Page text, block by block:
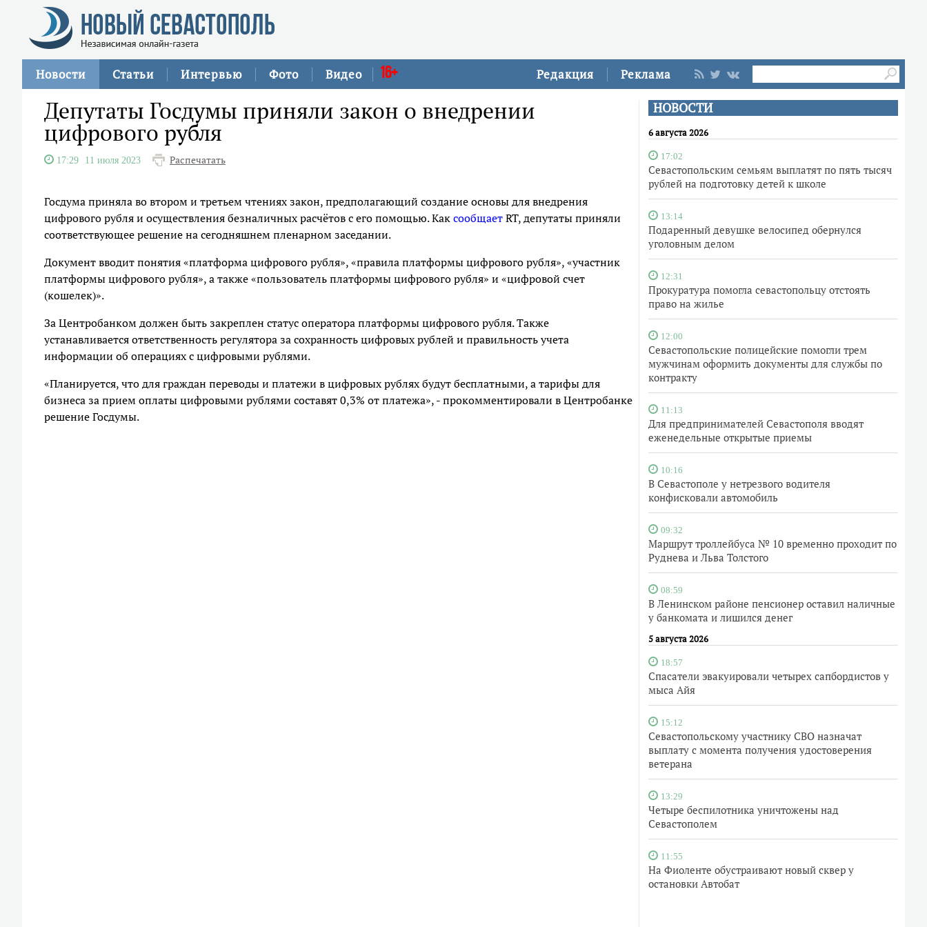
Редакция Реклама
Новости Статьи Интервью Фото Видео 16+
НОВОСТИ
6 августа 2026
17:02
Севастопольским семьям выплатят по пять тысяч
рублей на подготовку детей к школе
13:14
Подаренный девушке велосипед обернулся
уголовным делом
12:31
Прокуратура помогла севастопольцу отстоять
право на жилье
12:00
Севастопольские полицейские помогли трем
мужчинам оформить документы для службы по
контракту
11:13
Для предпринимателей Севастополя вводят
еженедельные открытые приемы
10:16
В Севастополе у нетрезвого водителя
конфисковали автомобиль
09:32
Маршрут троллейбуса № 10 временно проходит по
Руднева и Льва Толстого
08:59
В Ленинском районе пенсионер оставил наличные
у банкомата и лишился денег
5 августа 2026
18:57
Спасатели эвакуировали четырех сапбордистов у
мыса Айя
15:12
Севастопольскому участнику СВО назначат
выплату с момента получения удостоверения
ветерана
13:29
Четыре беспилотника уничтожены над
Севастополем
11:55
На Фиоленте обустраивают новый сквер у
остановки Автобат
Депутаты Госдумы приняли закон о внедрении
цифрового рубля
17:29 11 июля 2023 Распечатать
Госдума приняла во втором и третьем чтениях закон, предполагающий создание основы для внедрения
цифрового рубля и осуществления безналичных расчётов с его помощью. КаксообщаетRT, депутаты приняли
соответствующее решение на сегодняшнем пленарном заседании.
Документ вводит понятия «платформа цифрового рубля», «правила платформы цифрового рубля», «участник
платформы цифрового рубля», а также «пользователь платформы цифрового рубля» и «цифровой счет
(кошелек)».
За Центробанком должен быть закреплен статус оператора платформы цифрового рубля. Также
устанавливается ответственность регулятора за сохранность цифровых рублей и правильность учета
информации об операциях с цифровыми рублями.
«Планируется, что для граждан переводы и платежи в цифровых рублях будут бесплатными, а тарифы для
бизнеса за прием оплаты цифровыми рублями составят 0,3% от платежа», - прокомментировали в Центробанке
решение Госдумы.